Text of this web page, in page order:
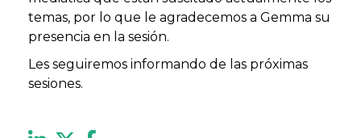
temas, por lo que le agradecemos a Gemma su
presencia en la sesión.
Les seguiremos informando de las próximas
sesiones.